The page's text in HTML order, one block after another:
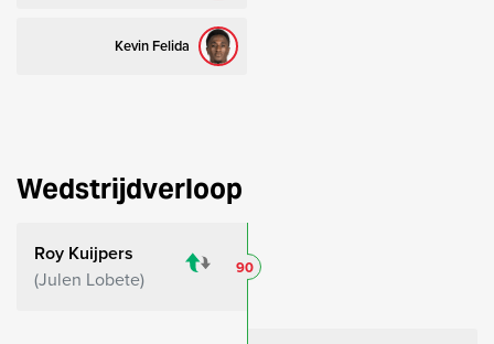
Kevin Felida
Wedstrijdverloop
Roy Kuijpers
Julen Lobete
90